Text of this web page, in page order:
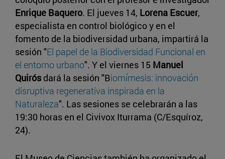
Enrique Baquero. El jueves 14, Lorena Escuer,
especialista en control biológico y en el
fomento de la biodiversidad urbana, impartirá la
sesión "El papel de la Biodiversidad Funcional en
el entorno urbano". Y el viernes 15 Manuel
Quirósdará la sesión "Biomímesis: innovación
disruptiva regenerativa inspirada en la
Naturaleza". Las sesiones se celebrarán a las
19:30 horas en el Civivox Iturrama (C/Esquíroz,
24).